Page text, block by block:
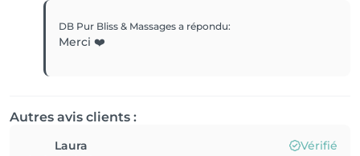
DB Pur Bliss & Massagesa répondu:
Merci ❤️
Autres avis clients :
Laura Vérifié